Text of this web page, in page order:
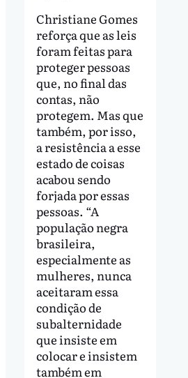
Christiane Gomes
reforça que as leis
foram feitas para
proteger pessoas
que, no final das
contas, não
protegem. Mas que
também, por isso,
a resistência a esse
estado de coisas
acabou sendo
forjada por essas
pessoas. “A
população negra
brasileira,
especialmente as
mulheres, nunca
aceitaram essa
condição de
subalternidade
que insiste em
colocar e insistem
também em